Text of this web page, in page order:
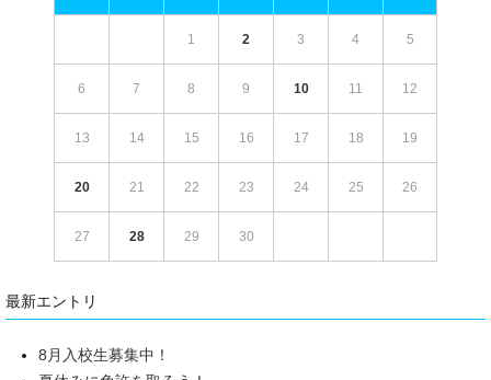
1 2 3 4 5
6 7 8 9 10 11 12
13 14 15 16 17 18 19
20 21 22 23 24 25 26
27 28 29 30
最新エントリ
8月入校生募集中！